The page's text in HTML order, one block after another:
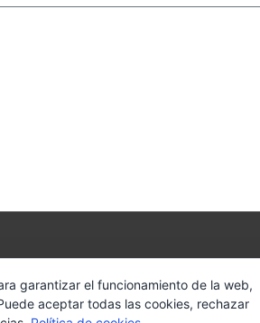
legal y ley de privacidad|
garantizar el funcionamiento de la web,
aceptar todas las cookies, rechazar